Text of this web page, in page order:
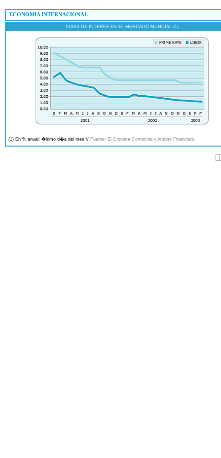
 ECONOMIA INTERNACIONAL
TASAS DE INTERES EN EL MERCADO MUNDIAL (1)
(1) En % anual; �ltimo d�a del mes // Fuente: El Cronista Comercial y Ambito Financiero.